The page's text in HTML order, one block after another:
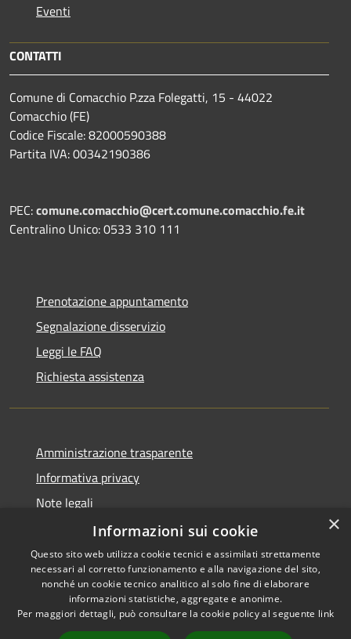
Eventi
CONTATTI
Comune di Comacchio P.zza Folegatti, 15 - 44022
Comacchio (FE)
Codice Fiscale: 82000590388
Partita IVA: 00342190386
PEC:comune.comacchio@cert.comune.comacchio.fe.it
Centralino Unico: 0533 310 111
Prenotazione appuntamento
Segnalazione disservizio
Leggi le FAQ
Richiesta assistenza
Amministrazione trasparente
Informativa privacy
Note legali
Dichiarazione di accessibilità
RSS
Accessibilità
Copyright © 2026 • Città di
Comacchio • Powered by
×
Informazioni sui cookie
Questo sito web utilizza cookie tecnici e assimilati strettamente
necessari al corretto funzionamento e alla navigazione del sito,
nonché un cookie tecnico analitico al solo fine di elaborare
informazioni statistiche, aggregate e anonime.
Per maggiori dettagli, può consultare la cookie policy al seguente link